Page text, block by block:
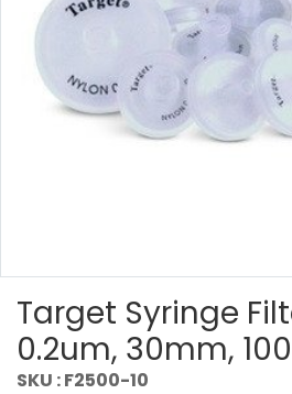
Target Syringe
0.2um, 30mm,
SKU : F2500-10